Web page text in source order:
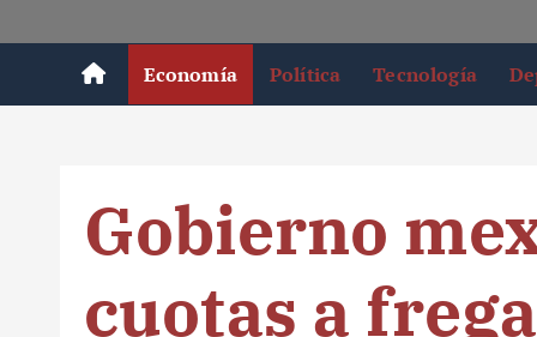
Economía Política Tecnología
Gobierno
cuotas a